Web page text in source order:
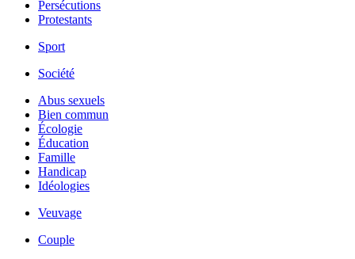
Persécutions
Protestants
Sport
Société
Abus sexuels
Bien commun
Écologie
Éducation
Famille
Handicap
Idéologies
Veuvage
Couple